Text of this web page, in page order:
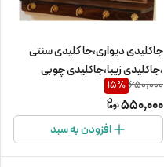
جاکلیدی دیواری،جا کلیدی سنتی
،جاکلیدی زیبا،جاکلیدی چوبی
650,000
15%
550,000
افزودن به سبد